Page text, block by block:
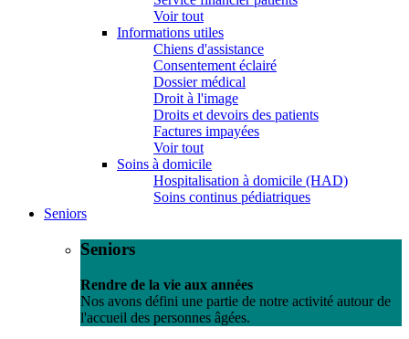
Voir tout
Informations utiles
Chiens d'assistance
Consentement éclairé
Dossier médical
Droit à l'image
Droits et devoirs des patients
Factures impayées
Voir tout
Soins à domicile
Hospitalisation à domicile (HAD)
Soins continus pédiatriques
Seniors
Seniors
Rendre de la vie aux années
Nos avons défini une partie de notre activité autour de
l'accueil des personnes âgées.